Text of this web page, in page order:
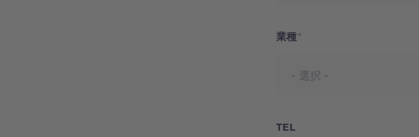
業種
TEL